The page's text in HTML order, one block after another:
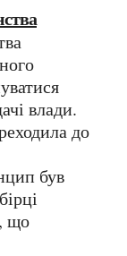
влади.
до
був
що